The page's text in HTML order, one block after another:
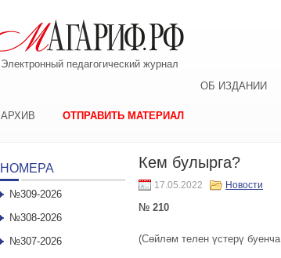
Электронный педагогический журнал
ОБ ИЗДАНИИ
АРХИВ ОТПРАВИТЬ МАТЕРИАЛ
Кем булырга?
17.05.2022 Новости
№ 210
(Сөйләм телен үстерү
НОМЕРА
№309-2026
№308-2026
№307-2026